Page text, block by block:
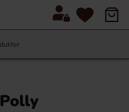
Polly